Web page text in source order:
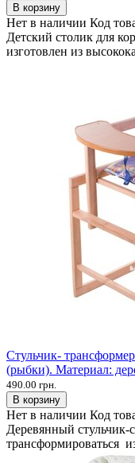
В корзину
Нет в наличии Код
Детский столик для
изготовлен из
Стульчик-
(рыбки). Материал:
490.00 грн.
В корзину
Нет в наличии Код
Деревянный стульчик-
трансформироваться